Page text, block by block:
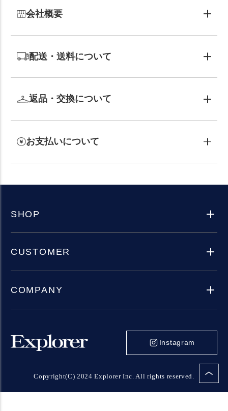
会社概要
配送・送料について
返品・交換について
お支払いについて
SHOP
CUSTOMER
COMPANY
Instagram
Copyright(C) 2024 Explorer Inc. All rights reserved.